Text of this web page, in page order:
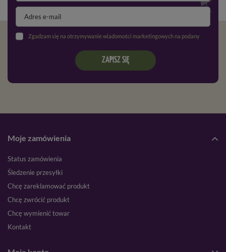
Zgadzam się na otrzymywanie wiadomości marketingowych na podany adres e-mail oraz przetwarzanie danych osobowych zgodnie z
ZAPISZ SIĘ
Moje zamówienia
Status zamówienia
Śledzenie przesyłki
Chcę zareklamować produkt
Chcę zwrócić produkt
Chcę wymienić towar
Kontakt